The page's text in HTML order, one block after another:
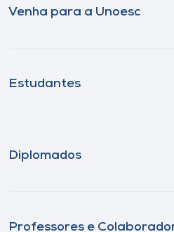
Venha para a Unoesc
Estudantes
Diplomados
Professores e